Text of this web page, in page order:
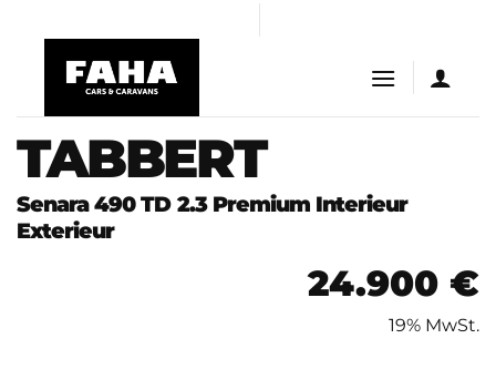
content
TABBERT
Senara 490 TD 2.3 Premium Interieur
Exterieur
24.900 €
19% MwSt.